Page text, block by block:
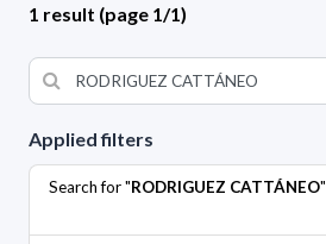
Applied filters
Search for "RODRIGUEZ CATTÁNEO"
1 result (page 1/1)